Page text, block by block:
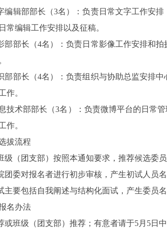
编辑部部长（3名）：负责日常文字工作安
常编辑工作安排以及征稿。
部部长（4名）：负责日常影像工作安排和
部部长（4名）：负责组织与协助总监安排
作。
技术部部长（3名）：负责微博平台的日常
作。
拔流程
级（团支部）按照本通知要求，推荐候选委
团委对报名者进行初步审核，产生初试人员名
主要包括自我阐述与结构化面试，产生委员名
名办法
或班级（团支部）推荐；有意者请于5月5日